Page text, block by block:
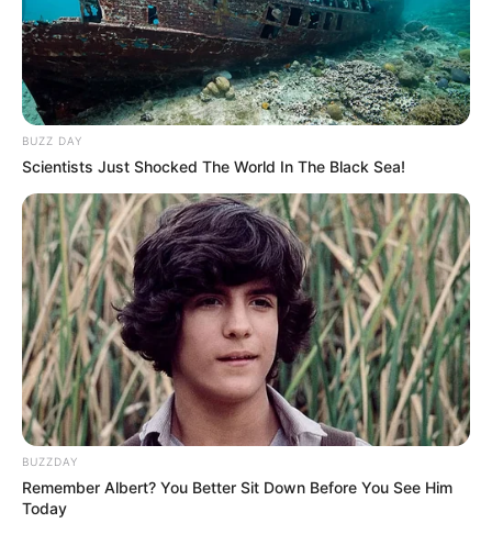
BUZZ DAY
Scientists Just Shocked The World In The Black Sea!
BUZZDAY
Remember Albert? You Better Sit Down Before You See Him
Today